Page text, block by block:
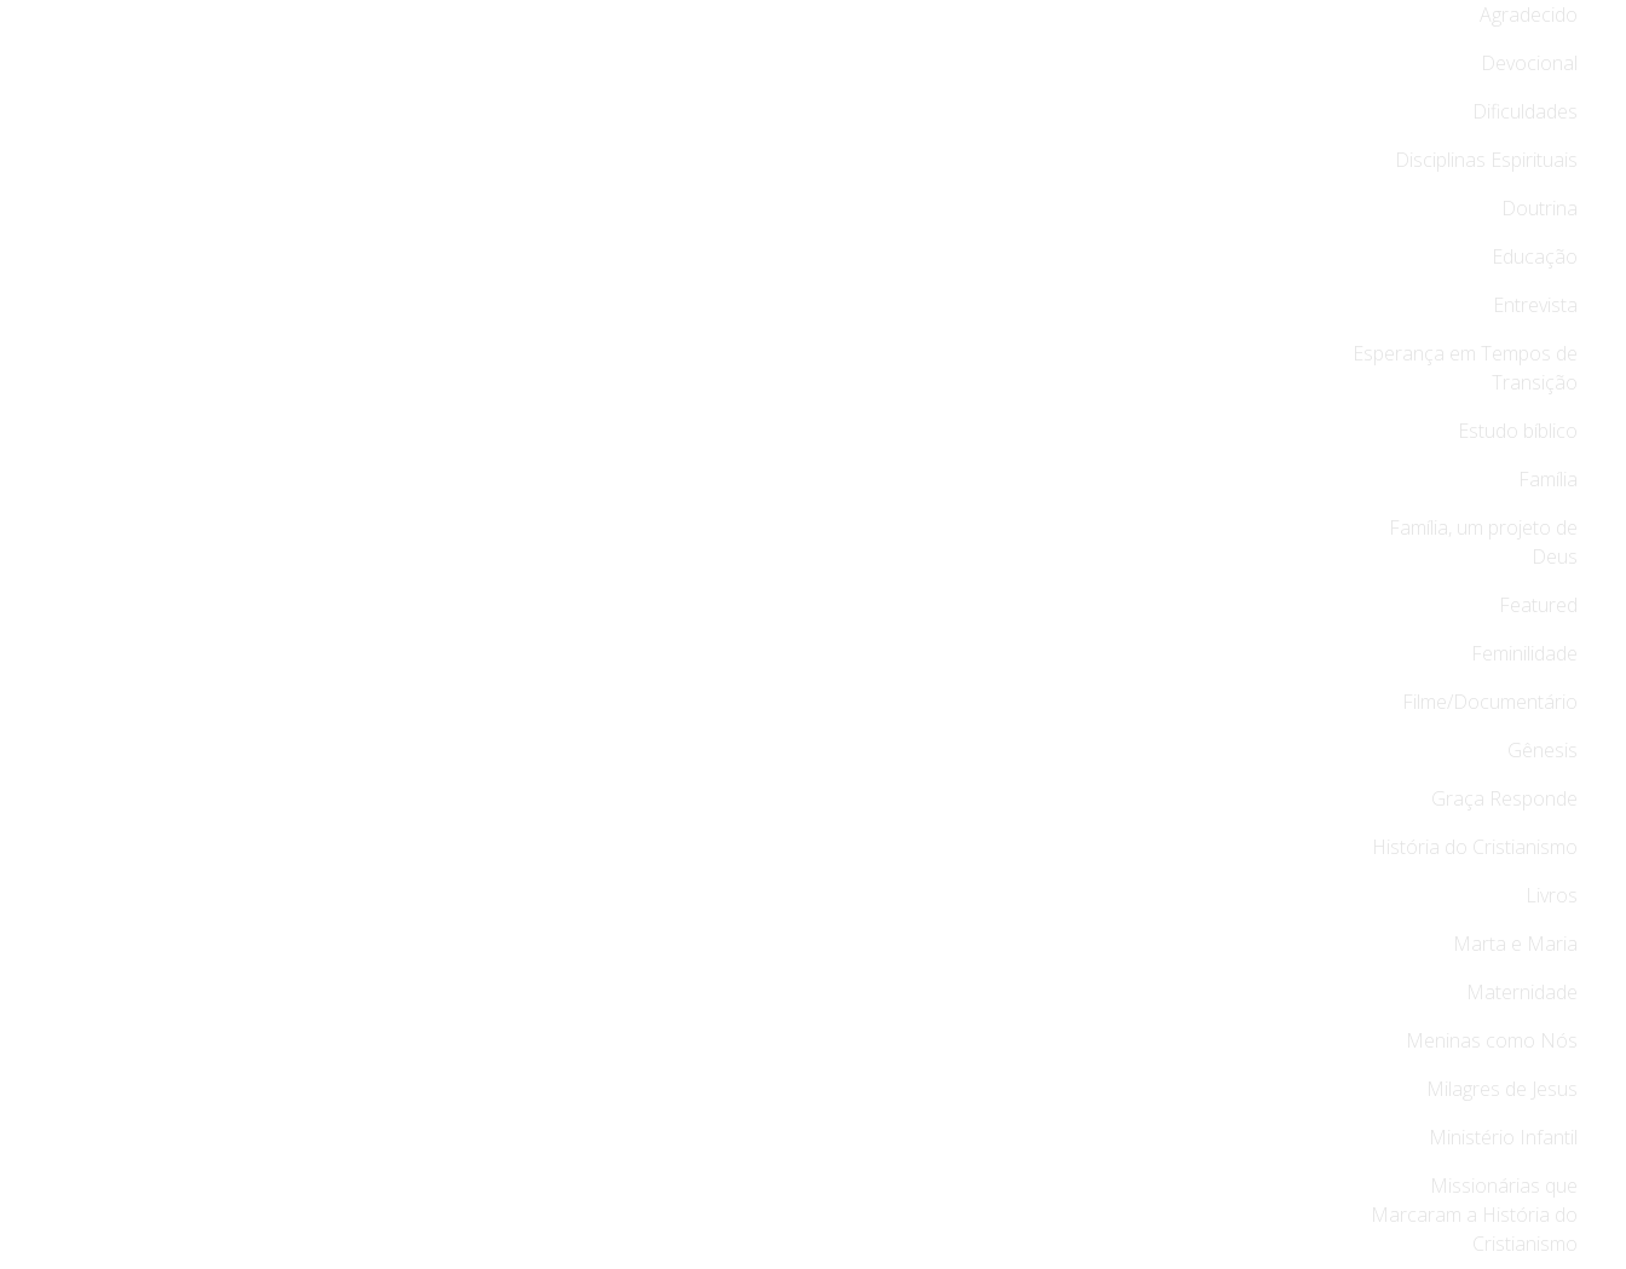
Agradecido
Devocional
Dificuldades
Disciplinas Espirituais
Doutrina
Educação
Entrevista
Esperança em Tempos de
Transição
Estudo bíblico
Família
Família, um projeto de
Deus
Featured
Feminilidade
Filme/Documentário
Gênesis
Graça Responde
História do Cristianismo
Livros
Marta e Maria
Maternidade
Meninas como Nós
Milagres de Jesus
Ministério Infantil
Missionárias que
Marcaram a História do
Cristianismo